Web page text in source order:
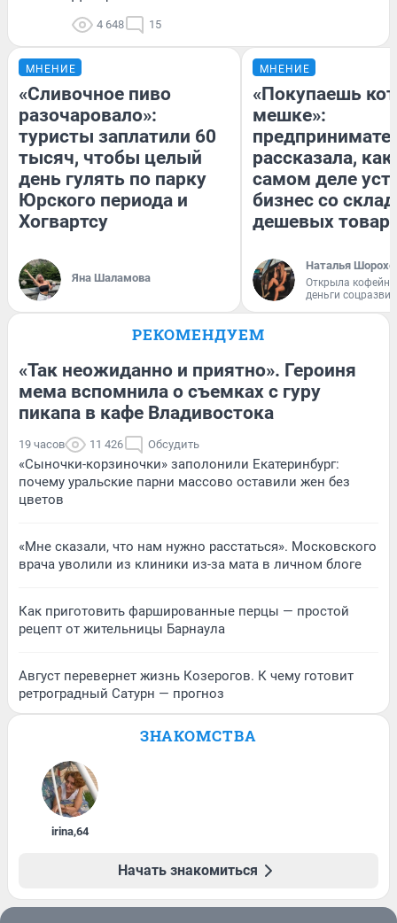
4 648 15
МНЕНИЕ
«Сливочное пиво
разочаровало»:
туристы заплатили 60
тысяч, чтобы целый
день гулять по парку
Юрского периода и
Хогвартсу
Яна Шаламова
МНЕНИЕ
«Покупаешь
мешке»:
рассказала, как
самом деле
бизнес со
дешевых
Наталья
Открыла
деньги
РЕКОМЕНДУЕМ
«Так неожиданно и приятно». Героиня
мема вспомнила о съемках с гуру
пикапа в кафе Владивостока
19 часов 11 426 Обсудить
«Сыночки-корзиночки» заполонили Екатеринбург:
почему уральские парни массово оставили жен без
цветов
«Мне сказали, что нам нужно расстаться». Московского
врача уволили из клиники из-за мата в личном блоге
Как приготовить фаршированные перцы — простой
рецепт от жительницы Барнаула
Август перевернет жизнь Козерогов. К чему готовит
ретроградный Сатурн — прогноз
ЗНАКОМСТВА
irina,64
Начать знакомиться